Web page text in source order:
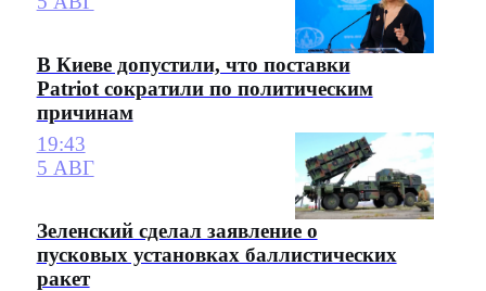
В Киеве допустили, что поставки
Patriot сократили по политическим
причинам
19:43
5 АВГ
Зеленский сделал заявление о
пусковых установках баллистических
ракет